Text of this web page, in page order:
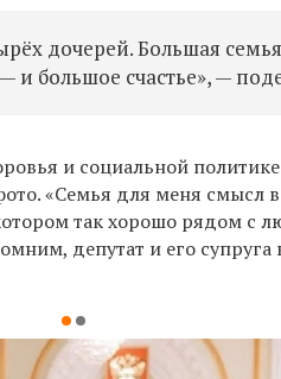
дочерей. Большая
и большое счастье», —
и социальной
«Семья для меня смысл
так хорошо рядом с
депутат и его